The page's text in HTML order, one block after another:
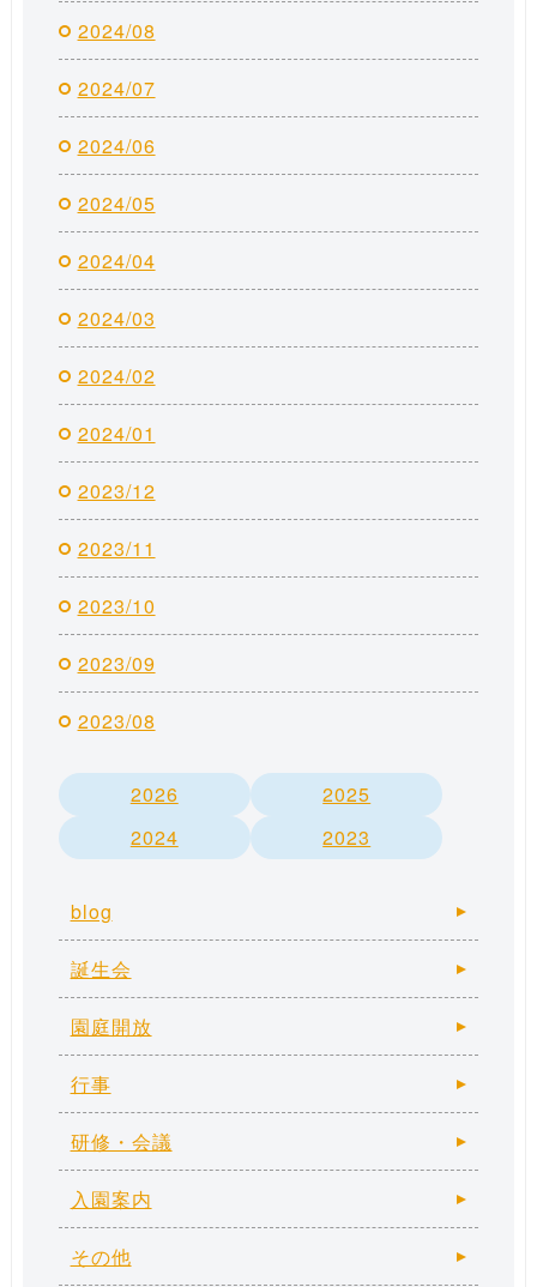
2024/08
2024/07
2024/06
2024/05
2024/04
2024/03
2024/02
2024/01
2023/12
2023/11
2023/10
2023/09
2023/08
2026
2025
2024
2023
blog
誕生会
園庭開放
行事
研修・会議
入園案内
その他